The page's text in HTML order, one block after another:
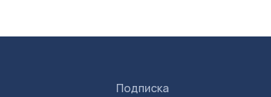
Подписка